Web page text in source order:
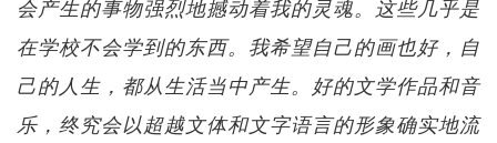
会产生的事物强烈地撼动着我的灵魂。这些几乎是
在学校不会学到的东西。我希望自己的画也好，自
己的人生，都从生活当中产生。好的文学作品和音
乐，终究会以超越文体和文字语言的形象确实地流